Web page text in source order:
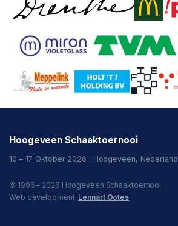
Hoogeveen Schaaktoernooi
10 – 17 Oktober 2026 · Hoogeveen, Nederland
© 1996 – 2026 Hoogeveen Schaaktoernooi
Web development: Lennart Ootes